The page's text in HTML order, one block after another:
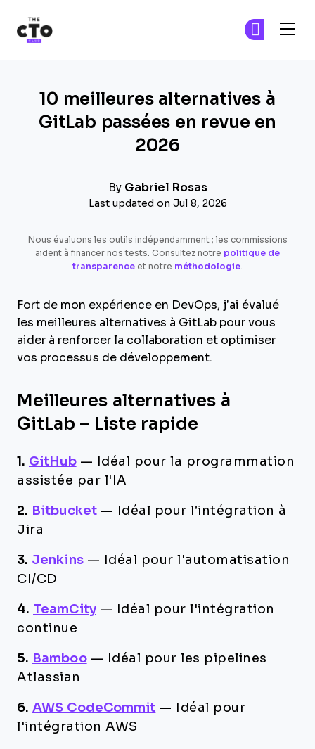
10 meilleures alternatives à
GitLab passées en revue en
2026
By Gabriel Rosas
Last updated on Jul 8, 2026
Nous évaluons les outils indépendamment ; les commissions
aident à financer nos tests. Consultez notre politique de
transparence et notre méthodologie.
Fort de mon expérience en DevOps, j’ai évalué
les meilleures alternatives à GitLab pour vous
aider à renforcer la collaboration et optimiser
vos processus de développement.
Meilleures alternatives à
GitLab – Liste rapide
1. GitHub —
Idéal pour la programmation
assistée par l'IA
2. Bitbucket —
Idéal pour l’intégration à
Jira
3. Jenkins —
Idéal pour l'automatisation
CI/CD
4. TeamCity —
Idéal pour l'intégration
continue
5. Bamboo —
Idéal pour les pipelines
Atlassian
6. AWS CodeCommit —
Idéal pour
l'intégration AWS